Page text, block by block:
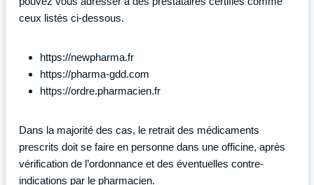
ceux listés ci-dessous.
https://newpharma.fr
https://pharma-gdd.com
https://ordre.pharmacien.fr
Dans la majorité des cas, le retrait des médicaments
prescrits doit se faire en personne dans une officine, après
vérification de l’ordonnance et des éventuelles contre-
indications par le pharmacien.